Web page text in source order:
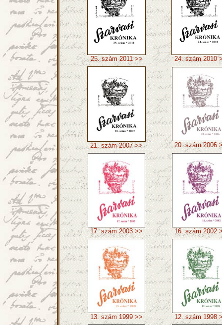
25. szám 2011 >> 24. szám 2010
21. szám 2007 >> 20. szám 2006
17. szám 2003 >> 16. szám 2002
13. szám 1999 >> 12. szám 1998